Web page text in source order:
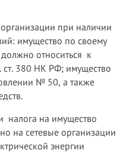
при наличии
имущество по своему
относиться к
ст. 380 НК РФ; имущество
№ 50, а также
налога на имущество
на сетевые организации
энергии